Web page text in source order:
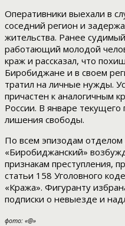
Оперативники выехали в
соседний регион и
жительства. Ранее
работающий молодой
краж и рассказал, что
Биробиджане и в своем
тратил на личные нужды.
причастен к аналогичным
России. В январе текущего
лишения свободы.
По всем эпизодам
«Биробиджанский»
признакам преступления,
статьи 158 Уголовного
«Кража». Фигуранту
подписки о невыезде и
фото: «@»